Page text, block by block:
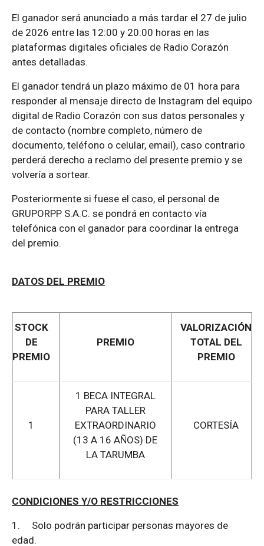
El ganador será anunciado a más tardar el 27 de julio
de 2026 entre las 12:00 y 20:00 horas en las
plataformas digitales oficiales de Radio Corazón
antes detalladas.
El ganador tendrá un plazo máximo de 01 hora para
responder al mensaje directo de Instagram del equipo
digital de Radio Corazón con sus datos personales y
de contacto (nombre completo, número de
documento, teléfono o celular, email), caso contrario
perderá derecho a reclamo del presente premio y se
volvería a sortear.
Posteriormente si fuese el caso, el personal de
GRUPORPP S.A.C. se pondrá en contacto vía
telefónica con el ganador para coordinar la entrega
del premio.
DATOS DEL PREMIO
STOCK
DE
PREMIO
PREMIO
VALORIZACIÓN
TOTAL DEL
PREMIO
1
1 BECA INTEGRAL
PARA TALLER
EXTRAORDINARIO
(13 A 16 AÑOS) DE
LA TARUMBA
CORTESÍA
CONDICIONES Y/O RESTRICCIONES
1. Solo podrán participar personas mayores de
edad.